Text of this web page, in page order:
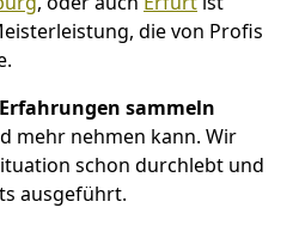
die von Profis
sammeln
mehr nehmen kann. Wir
schon durchlebt und
ausgeführt.